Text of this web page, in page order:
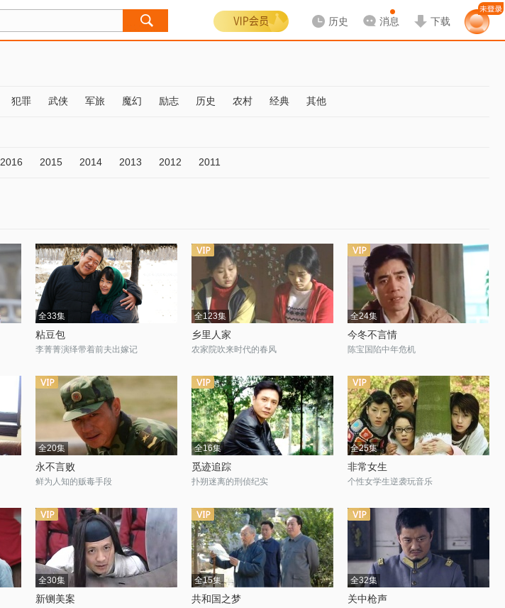
历史 消息 下载
犯罪 武侠 军旅 魔幻 励志 历史 农村 经典 其他
2016 2015 2014 2013 2012 2011
全33集
粘豆包
李菁菁演绎带着前夫出嫁记
全123集
乡里人家
农家院吹来时代的春风
全24集
今冬不言情
陈宝国陷中年危机
全20集
永不言败
鲜为人知的贩毒手段
全16集
觅迹追踪
扑朔迷离的刑侦纪实
全25集
非常女生
个性女学生逆袭玩音乐
全30集
新铡美案
全15集
共和国之梦
全32集
关中枪声